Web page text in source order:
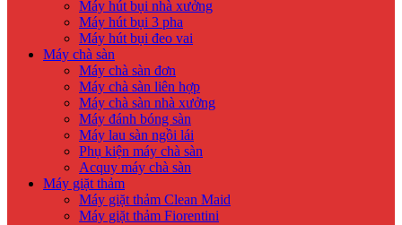
Máy hút bụi nhà xưởng
Máy hút bụi 3 pha
Máy hút bụi đeo vai
Máy chà sàn
Máy chà sàn đơn
Máy chà sàn liên hợp
Máy chà sàn nhà xưởng
Máy đánh bóng sàn
Máy lau sàn ngồi lái
Phụ kiện máy chà sàn
Acquy máy chà sàn
Máy giặt thảm
Máy giặt thảm Clean Maid
Máy giặt thảm Fiorentini